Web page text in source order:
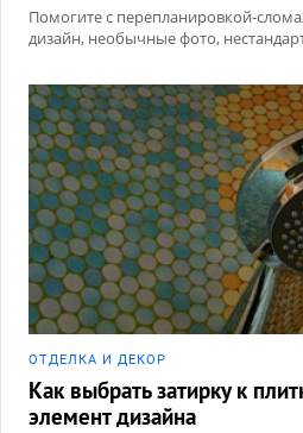
Помогите с перепланировкой-
дизайн, необычные фото,
ОТДЕЛКА И ДЕКОР
Как выбрать затирку к
элемент дизайна